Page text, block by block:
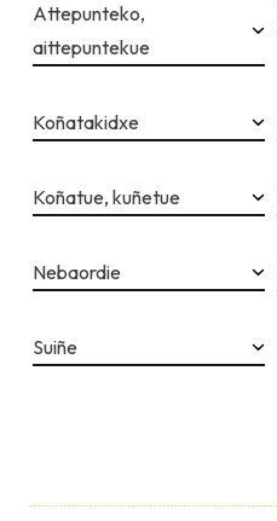
Attepunteko,
aittepuntekue
Koñatakidxe
Koñatue, kuñetue
Nebaordie
Suiñe